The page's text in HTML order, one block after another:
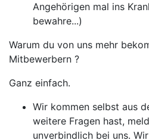
Angehörigen mal ins
bewahre...)
Warum du von uns mehr
Mitbewerbern ?
Ganz einfach.
Wir kommen selbst aus
weitere Fragen hast,
unverbindlich bei uns.